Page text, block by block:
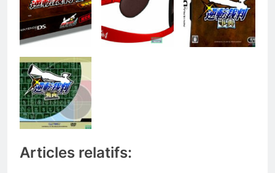
Articles relatifs: